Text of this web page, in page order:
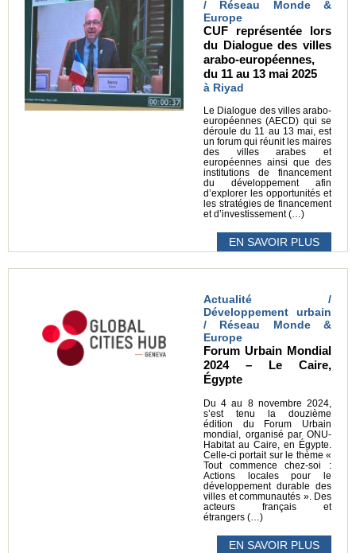
/ Réseau Monde &
Europe
CUF représentée lors
du Dialogue des villes
arabo-européennes,
du 11 au 13 mai 2025
à Riyad
Le Dialogue des villes arabo-
européennes (AECD) qui se
déroule du 11 au 13 mai, est
un forum qui réunit les maires
des villes arabes et
européennes ainsi que des
institutions de financement
du développement afin
d’explorer les opportunités et
les stratégies de financement
et d’investissement (…)
EN SAVOIR PLUS
Actualité /
Développement urbain
/ Réseau Monde &
Europe
Forum Urbain Mondial
2024 – Le Caire,
Égypte
Du 4 au 8 novembre 2024,
s’est tenu la douzième
édition du Forum Urbain
mondial, organisé par ONU-
Habitat au Caire, en Égypte.
Celle-ci portait sur le thème «
Tout commence chez-soi :
Actions locales pour le
développement durable des
villes et communautés ». Des
acteurs français et
étrangers (…)
EN SAVOIR PLUS